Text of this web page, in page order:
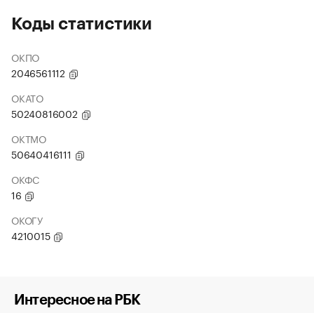
Коды статистики
ОКПО
2046561112
ОКАТО
50240816002
ОКТМО
50640416111
ОКФС
16
ОКОГУ
4210015
Интересное на РБК